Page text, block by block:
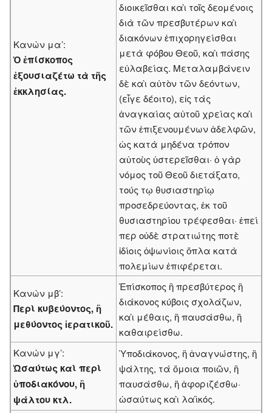
Κανὼν μα’:
Ὁ ἐπίσκοπος
ἐξουσιαζέτω τὰ τῆς
ἐκκλησίας.
διοικεῖσθαι καὶ τοῖς δεομένοις
διὰ τῶν πρεσβυτέρων καὶ
διακόνων ἐπιχορηγείσθαι
μετὰ φόβου Θεοῦ, καὶ πάσης
εὐλαβείας. Μεταλαμβάνειν
δὲ καὶ αὐτὸν τῶν δεόντων,
(εἶγε δέοιτο), εἰς τάς
ἀναγκαίας αὐτοῦ χρείας καὶ
τῶν ἐπιξενουμένων ἀδελφῶν,
ὡς κατὰ μηδένα τρόπον
αὐτοὺς ὑστερεῖσθαι· ὁ γὰρ
νόμος τοῦ Θεοῦ διετάξατο,
τούς τῳ θυσιαστηρίῳ
προσεδρεύοντας, ἐκ τοῦ
θυσιαστηρίου τρέφεσθαι· ἐπεί
περ οὐδὲ στρατιώτης ποτὲ
ἰδίοις ὀψωνίοις ὅπλα κατὰ
πολεμίων ἐπιφέρεται.
Κανὼν μβ’:
Περὶ κυβεύοντος, ἢ
μεθύοντος ἱερατικοῦ.
Ἐπίσκοπος ἢ πρεσβύτερος ἢ
διάκονος κύβοις σχολάζων,
καὶ μέθαις, ἢ παυσάσθω, ἢ
καθαιρείσθω.
Κανὼν μγ’:
Ὡσαύτως καὶ περὶ
ὑποδιακόνου, ἢ
ψάλτου κτλ.
Ὑποδιάκονος, ἢ ἀναγνώστης, ἢ
ψάλτης, τά ὅμοια ποιῶν, ἢ
παυσάσθω, ἢ ἀφοριζέσθω·
ὡσαύτως καὶ λαϊκός.